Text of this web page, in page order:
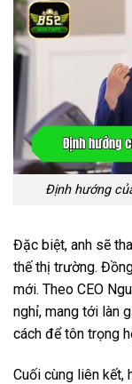
Định hướng
Đặc biệt, anh sẽ
thế thị trường.
mới. Theo CEO
nghỉ, mang tới làn
cách để tôn trọng
Cuối cùng liên kết,